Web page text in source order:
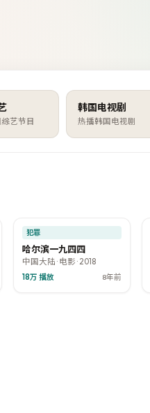
艺节目
韩国电视剧
热播韩国电视剧
热门
犯罪
哈尔滨一九四四
中国大陆 · 电影 · 2018
18万 播放 8年前